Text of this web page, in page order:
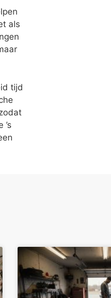
als
tijd